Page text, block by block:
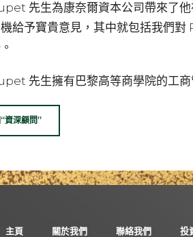
先生為康奈爾資本公司帶來了他
給予寶貴意見，其中就包括我們
先生擁有巴黎高等商學院的工商
資深顧問”
主頁 關於我們 聯絡我們 投